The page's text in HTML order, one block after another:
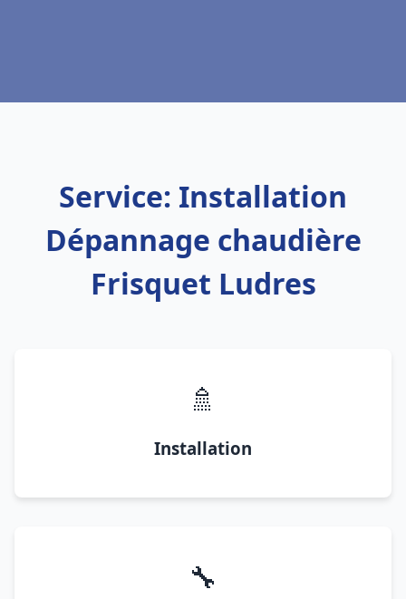
Service: Installation
Dépannage chaudière
Frisquet Ludres
🚿
Installation
🔧